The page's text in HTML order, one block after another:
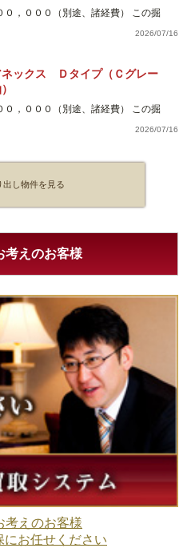
，０００（別途、諸経費） この掘
2026/07/16
ックス Ｄタイプ（Ｃグレー
，０００（別途、諸経費） この掘
2026/07/16
出し物件を見る
考えのお客様
考えのお客様
にお任せください